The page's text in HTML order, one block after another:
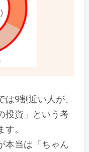
9割近い人が、
投資」という考
。
本当は「ちゃん